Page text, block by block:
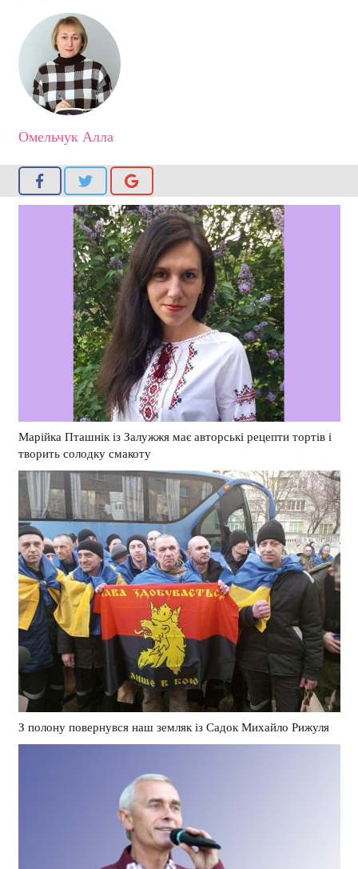
Омельчук Алла
Марійка Пташнік із Залужжя має авторські рецепти тортів і
творить солодку смакоту
З полону повернувся наш земляк із Садок Михайло Рижуля